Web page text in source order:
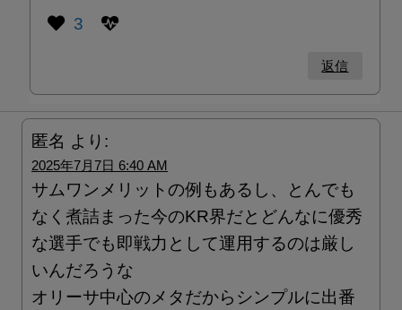
3
返信
匿名 より:
2025年7月7日 6:40 AM
サムワンメリットの例もあるし、とんでも
なく煮詰まった今のKR界だとどんなに優秀
な選手でも即戦力として運用するのは厳し
いんだろうな
オリーサ中心のメタだからシンプルに出番